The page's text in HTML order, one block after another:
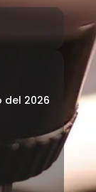
del 2026